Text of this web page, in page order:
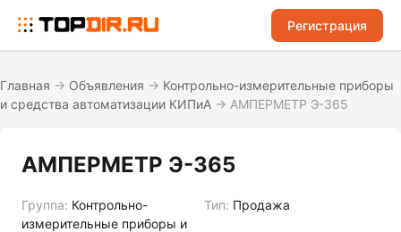
Регистрация
Главная → Объявления → Контрольно-измерительные приборы
и средства автоматизации КИПиА → АМПЕРМЕТР Э-365
АМПЕРМЕТР Э-365
Группа: Контрольно-
измерительные приборы и
Тип: Продажа